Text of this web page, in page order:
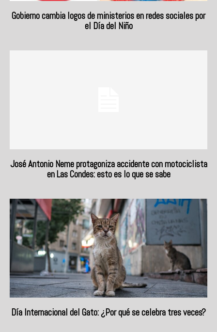
Gobierno cambia logos de ministerios en redes sociales por
el Día del Niño
José Antonio Neme protagoniza accidente con motociclista
en Las Condes: esto es lo que se sabe
Día Internacional del Gato: ¿Por qué se celebra tres veces?